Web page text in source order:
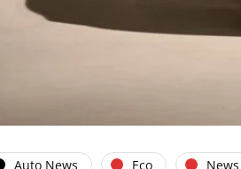
Auto News Eco News